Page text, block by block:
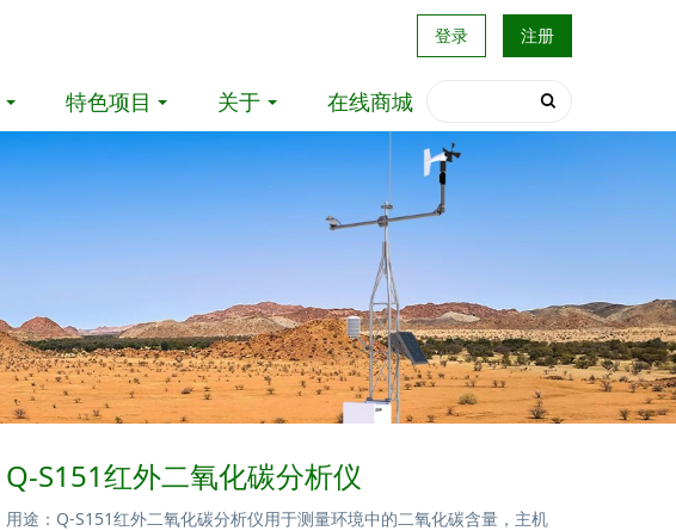
登录 注册
特色项目 关于 在线商城
Q-S151红外二氧化碳分析仪
用途：Q-S151红外二氧化碳分析仪用于测量环境中的二氧化碳含量，主机